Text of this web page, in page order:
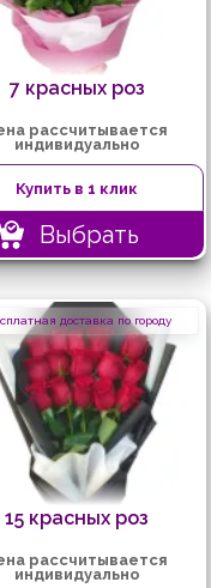
7 красных роз
рассчитывается
индивидуально
Купить в 1 клик
Выбрать
доставка по городу
15 красных роз
рассчитывается
индивидуально